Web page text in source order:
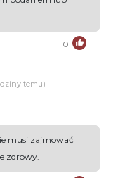
0
temu)
musi zajmować
zdrowy.